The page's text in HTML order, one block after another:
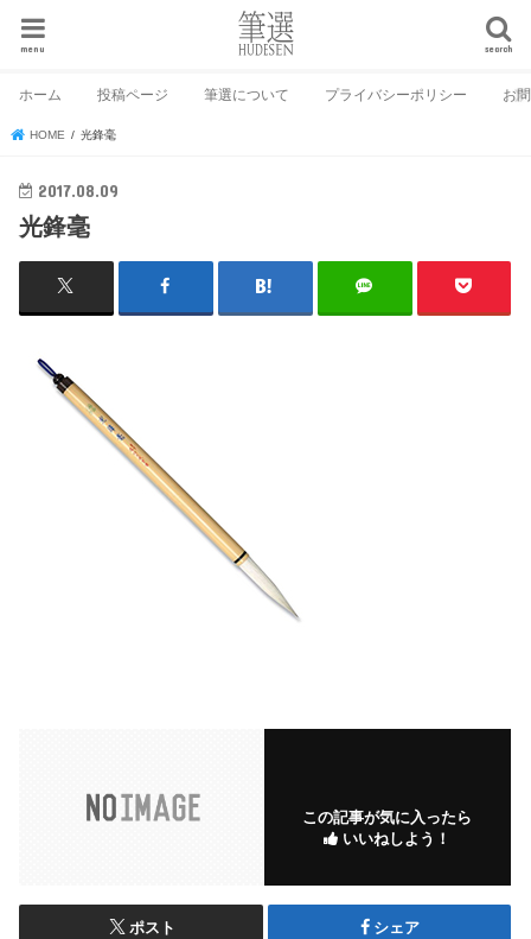
search
menu
ホーム 投稿ページ 筆選について プライバシーポリシー お
HOME 光鋒毫
2017.08.09
光鋒毫
この記事が気に入ったら
いいねしよう！
ポスト シェア